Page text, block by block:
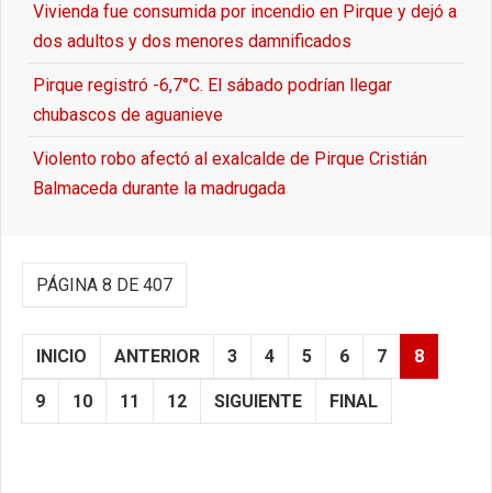
Vivienda fue consumida por incendio en Pirque y dejó a
dos adultos y dos menores damnificados
Pirque registró -6,7°C. El sábado podrían llegar
chubascos de aguanieve
Violento robo afectó al exalcalde de Pirque Cristián
Balmaceda durante la madrugada
PÁGINA 8 DE 407
INICIO ANTERIOR 3 4 5 6 7 8
9 10 11 12 SIGUIENTE FINAL